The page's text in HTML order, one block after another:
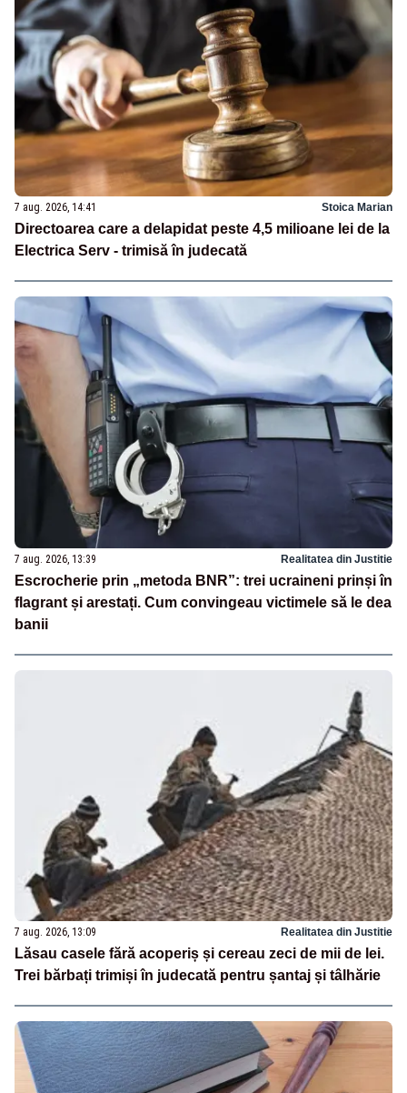
7 aug. 2026, 14:41 Stoica Marian
Directoarea care a delapidat peste 4,5 milioane lei de la
Electrica Serv - trimisă în judecată
7 aug. 2026, 13:39 Realitatea din Justitie
Escrocherie prin „metoda BNR”: trei ucraineni prinși în
flagrant și arestați. Cum convingeau victimele să le dea
banii
7 aug. 2026, 13:09 Realitatea din Justitie
Lăsau casele fără acoperiș și cereau zeci de mii de lei.
Trei bărbați trimiși în judecată pentru șantaj și tâlhărie